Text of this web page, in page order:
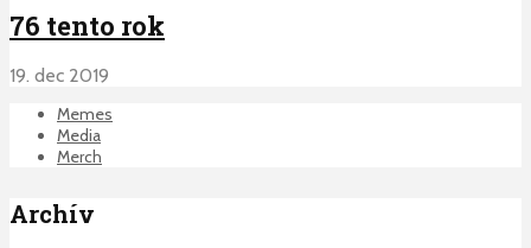
76 tento rok
19. dec 2019
Memes
Media
Merch
Archív